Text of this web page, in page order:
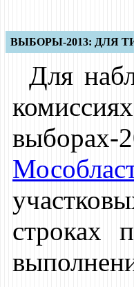
ВЫБОРЫ-2013: ДЛЯ
Для
выборах-
строках